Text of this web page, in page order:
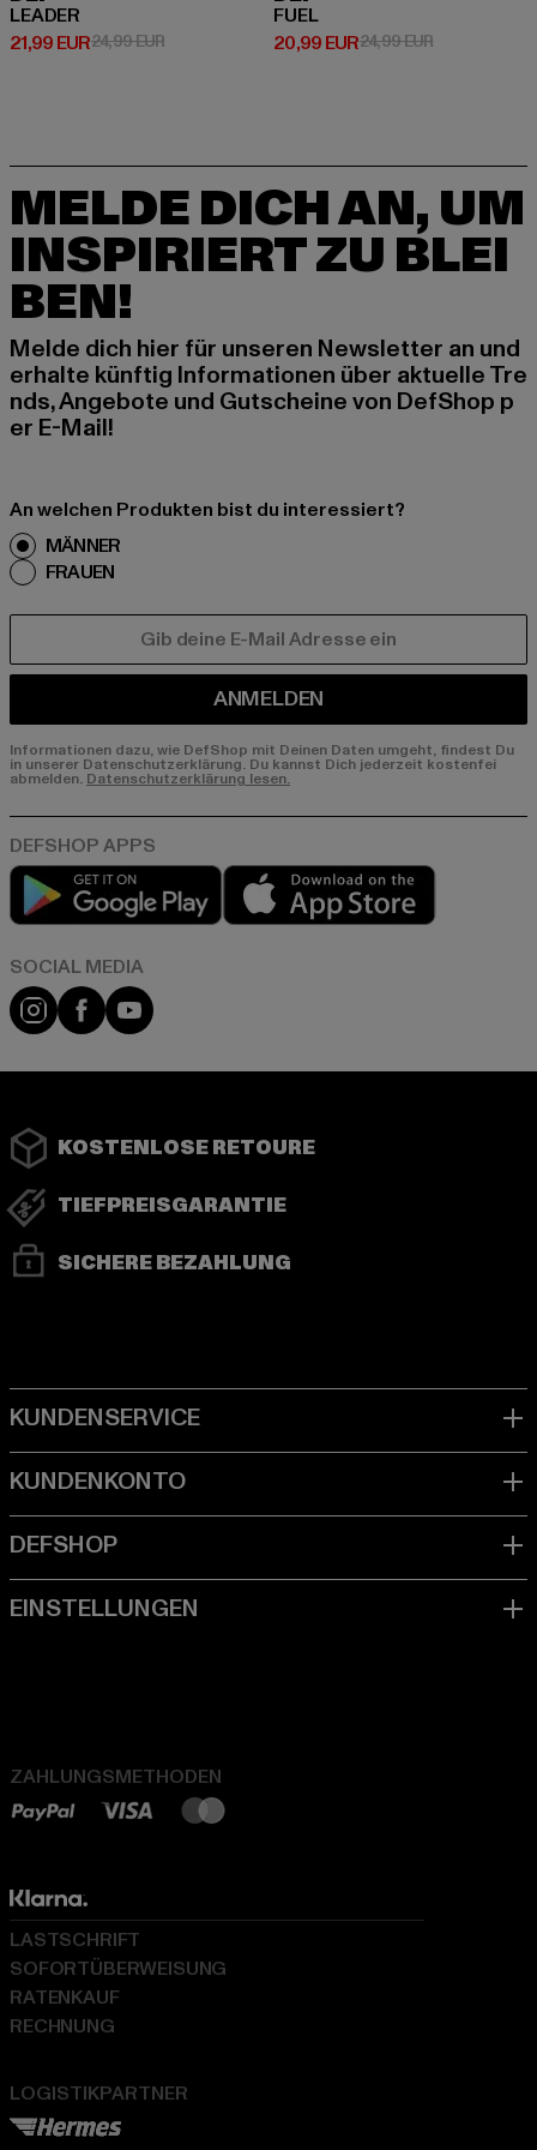
LEADER
21,99 EUR
Derzeitiger Preis: 21,99 EUR
24,99 EURAktionspreis: 24,99 EUR
FUEL
20,99 EUR
Derzeitiger Preis: 20,99 EUR
24,99 EURAktionspreis:
MELDE DICH AN, UM
INSPIRIERT ZU BLEI
BEN!
Melde dich hier für unseren Newsletter an und
erhalte künftig Informationen über aktuelle Tre
nds, Angebote und Gutscheine von DefShop p
er E-Mail!
An welchen Produkten bist du interessiert?
MÄNNER
FRAUEN
ANMELDEN
Informationen dazu, wie DefShop mit Deinen Daten umgeht, findest Du
in unserer Datenschutzerklärung. Du kannst Dich jederzeit kostenfei
abmelden. Datenschutzerklärung lesen.
Play market
Instagram
FacebookYouTube
KOSTENLOSE RETOURE
TIEFPREISGARANTIE
SICHERE BEZAHLUNG
ZAHLUNGSMETHODEN
LOGISTIKPARTNER
LASTSCHRIFT
SOFORTÜBERWEISUNG
RATENKAUF
RECHNUNG